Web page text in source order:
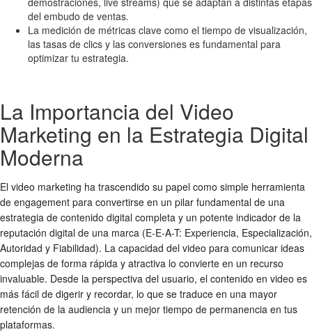
del embudo de ventas.
La medición de métricas clave como el tiempo de visualización,
las tasas de clics y las conversiones es fundamental para
optimizar tu estrategia.
La Importancia del Video
Marketing en la Estrategia Digital
Moderna
El video marketing ha trascendido su papel como simple herramienta
de engagement para convertirse en un pilar fundamental de una
estrategia de contenido digital completa y un potente indicador de la
reputación digital de una marca (E-E-A-T: Experiencia, Especialización,
Autoridad y Fiabilidad). La capacidad del video para comunicar ideas
complejas de forma rápida y atractiva lo convierte en un recurso
invaluable. Desde la perspectiva del usuario, el contenido en video es
más fácil de digerir y recordar, lo que se traduce en una mayor
retención de la audiencia y un mejor tiempo de permanencia en tus
plataformas.